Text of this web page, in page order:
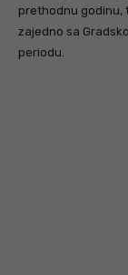
prethodnu godinu,
zajedno sa
periodu.